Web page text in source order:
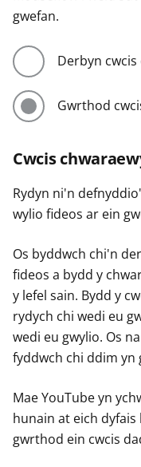
gwefan.
Derbyn
Gwrthod
Cwcis
Rydyn ni'n
wylio fideos ar ein
Os byddwch chi'n
fideos a bydd y
y lefel sain. Bydd y
rydych chi wedi eu
wedi eu gwylio. Os
fyddwch chi ddim yn
Mae YouTube yn
hunain at eich dyfais
gwrthod ein cwcis